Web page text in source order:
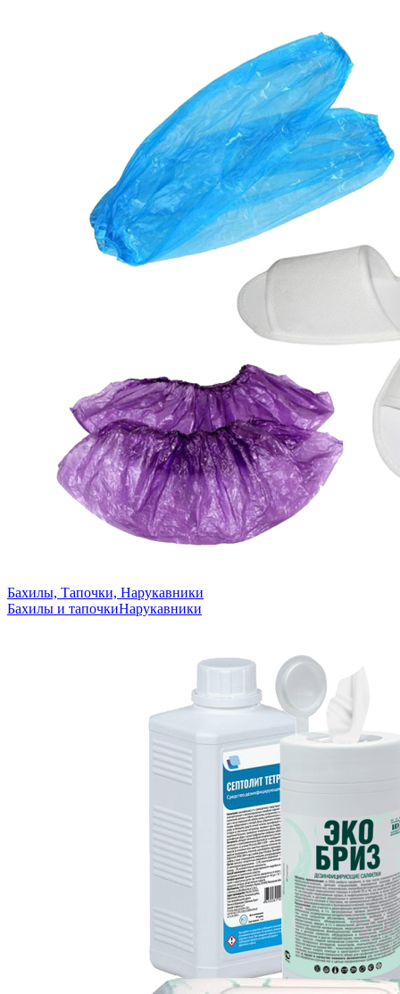
Бахилы, Тапочки, Нарукавники
Бахилы и тапочкиНарукавники